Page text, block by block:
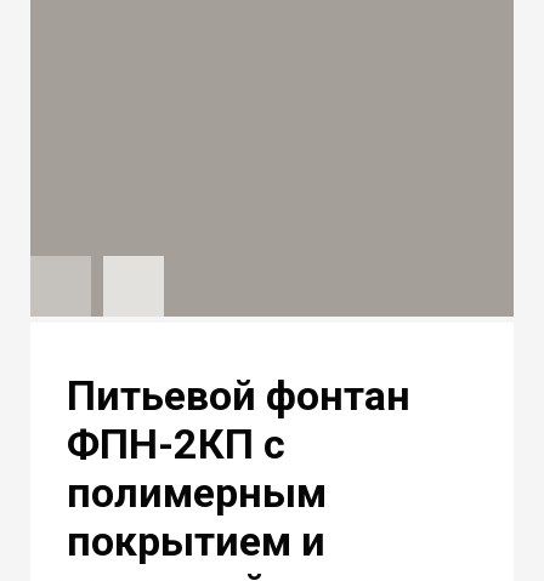
Питьевой фонтан
ФПН-2КП с
полимерным
покрытием и